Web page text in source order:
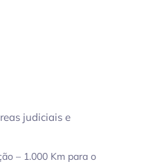
judiciais e
– 1.000 Km para o